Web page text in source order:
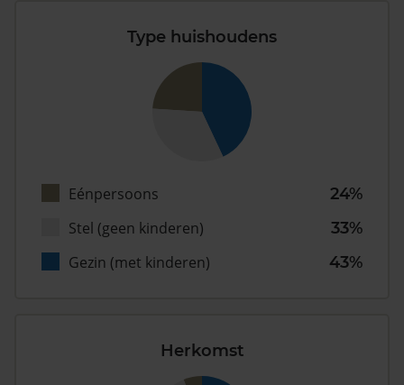
Type huishoudens
Eénpersoons
24%
Stel (geen kinderen)
33%
Gezin (met kinderen)
43%
Herkomst